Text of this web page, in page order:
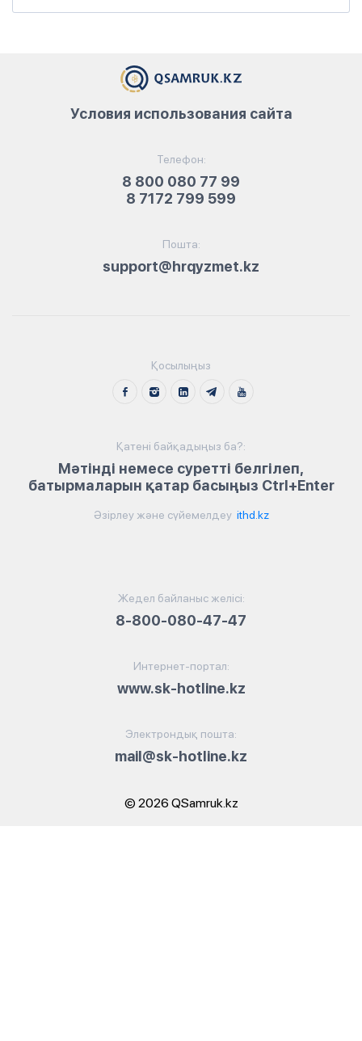
Телефон:
8 800 080 77 99
8 7172 799 599
Пошта:
support@hrqyzmet.kz
Условия использования сайта
Қосылыңыз
Қатені байқадыңыз ба?:
Мәтінді немесе суретті белгілеп,
батырмаларын қатар басыңыз Ctrl+Enter
Әзірлеу және сүйемелдеу ithd.kz
Жедел байланыс желісі:
8-800-080-47-47
Интернет-портал:
www.sk-hotline.kz
Электрондық пошта:
mail@sk-hotline.kz
© 2026 QSamruk.kz